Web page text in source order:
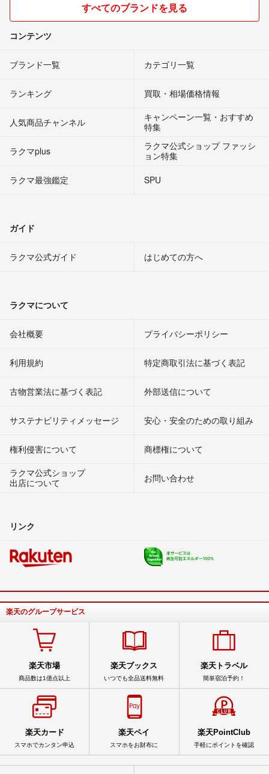
すべてのブランドを見る
コンテンツ
ブランド一覧 カテゴリ一覧
ランキング 買取・相場価格情報
人気商品チャンネル
キャンペーン一覧・おすすめ
特集
ラクマplus
ラクマ公式ショップ ファッシ
ョン特集
ラクマ最強鑑定
SPU
ガイド
ラクマ公式ガイド はじめての方へ
ラクマについて
会社概要 プライバシーポリシー
利用規約 特定商取引法に基づく表記
古物営業法に基づく表記 外部送信について
サステナビリティメッセージ 安心・安全のための取り組み
権利侵害について
商標権について
ラクマ公式ショップ
出店について
お問い合わせ
リンク
楽天のグループサービス
楽天市場
商品数は1億点以上
楽天ブックス
いつでも全品送料無料
楽天トラベル
簡単宿泊予約！
楽天カード
スマホでカンタン申込
楽天ペイ
スマホをお財布に
楽天PointClub
手軽にポイントを確認